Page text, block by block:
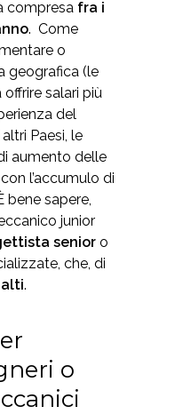
compresa fra i
.Come
o
geografica (le
salari più
del
Paesi, le
aumento delle
l’accumulo di
bene sapere,
junior
senioro
che, di
alti.
o